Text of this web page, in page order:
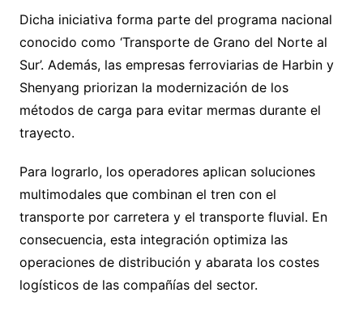
Dicha iniciativa forma parte del programa nacional
conocido como ‘Transporte de Grano del Norte al
Sur’. Además, las empresas ferroviarias de Harbin y
Shenyang priorizan la modernización de los
métodos de carga para evitar mermas durante el
trayecto.
Para lograrlo, los operadores aplican soluciones
multimodales que combinan el tren con el
transporte por carretera y el transporte fluvial. En
consecuencia, esta integración optimiza las
operaciones de distribución y abarata los costes
logísticos de las compañías del sector.